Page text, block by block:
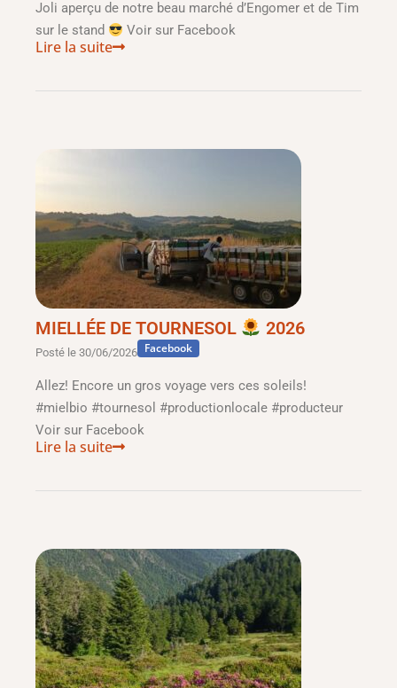
Joli aperçu de notre beau marché d’Engomer et de Tim
sur le stand
Voir sur Facebook
Lire la suite
MIELLÉE DE TOURNESOL 2026
Posté le 30/06/2026 Facebook
Allez! Encore un gros voyage vers ces soleils!
#mielbio #tournesol #productionlocale #producteur
Voir sur Facebook
Lire la suite